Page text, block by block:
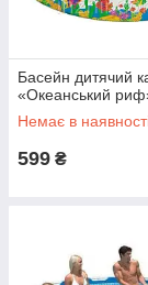
Басейн дитячий
«Океанський
Немає в
599 ₴